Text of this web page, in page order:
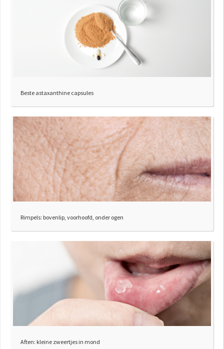
Beste astaxanthine capsules
Rimpels: bovenlip, voorhoofd, onder ogen
Aften: kleine zweertjes in mond